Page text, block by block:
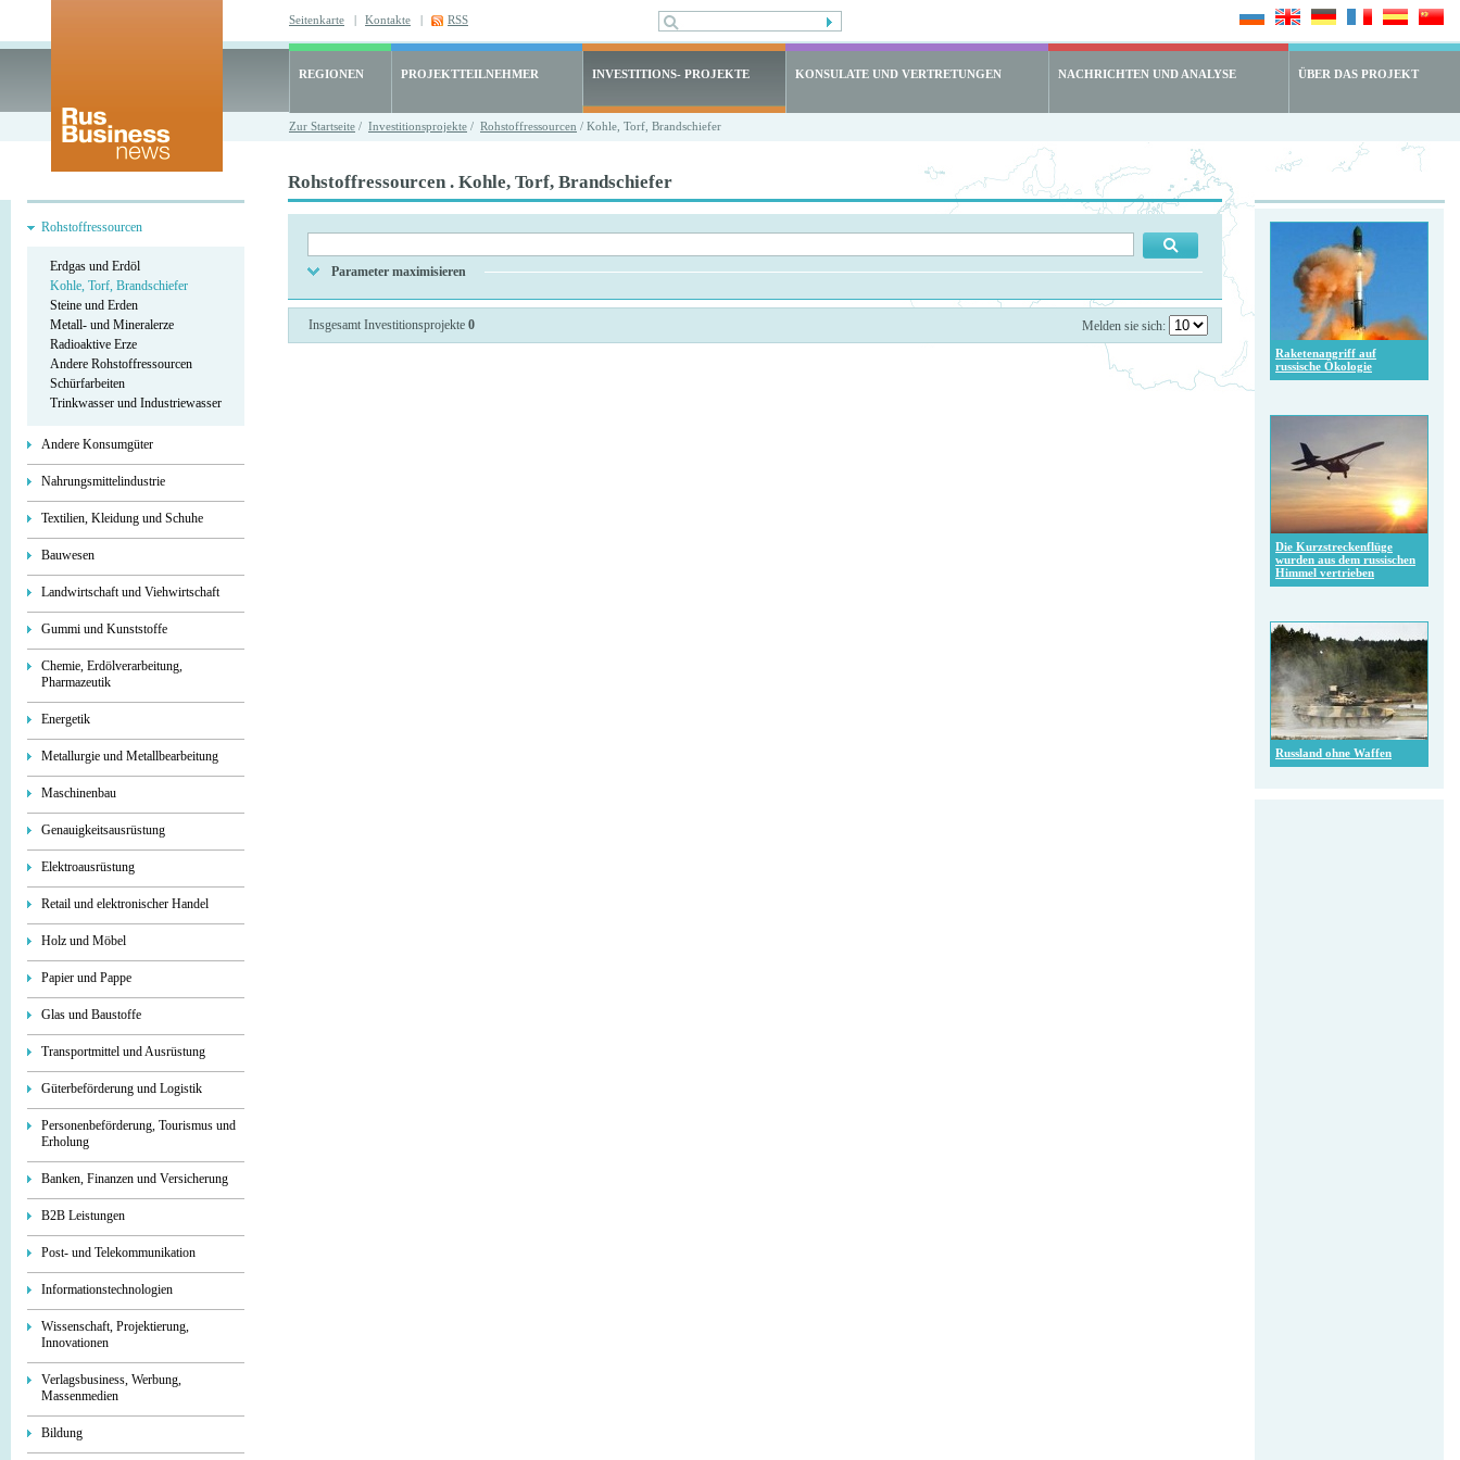
Seitenkarte | Kontakte | RSS
REGIONEN PROJEKTTEILNEHMER INVESTITIONS- PROJEKTE KONSULATE UND VERTRETUNGEN NACHRICHTEN UND ANALYSE ÜBER DAS PROJEKT
Zur Startseite / Investitionsprojekte / Rohstoffressourcen / Kohle, Torf, Brandschiefer
Rohstoffressourcen
Erdgas und Erdöl
Kohle, Torf, Brandschiefer
Steine und Erden
Metall- und Mineralerze
Radioaktive Erze
Andere Rohstoffressourcen
Schürfarbeiten
Trinkwasser und Industriewasser
Andere Konsumgüter
Nahrungsmittelindustrie
Textilien, Kleidung und Schuhe
Bauwesen
Landwirtschaft und Viehwirtschaft
Gummi und Kunststoffe
Chemie, Erdölverarbeitung,
Pharmazeutik
Energetik
Metallurgie und Metallbearbeitung
Maschinenbau
Genauigkeitsausrüstung
Elektroausrüstung
Retail und elektronischer Handel
Holz und Möbel
Papier und Pappe
Glas und Baustoffe
Transportmittel und Ausrüstung
Güterbeförderung und Logistik
Personenbeförderung, Tourismus und
Erholung
Banken, Finanzen und Versicherung
B2B Leistungen
Post- und Telekommunikation
Informationstechnologien
Wissenschaft, Projektierung,
Innovationen
Verlagsbusiness, Werbung,
Massenmedien
Bildung
Rohstoffressourcen . Kohle, Torf, Brandschiefer
Parameter maximisieren
Insgesamt Investitionsprojekte 0 Melden sie sich:
Raketenangriff auf
russische Ökologie
Die Kurzstreckenflüge
wurden aus dem russischen
Himmel vertrieben
Russland ohne Waffen